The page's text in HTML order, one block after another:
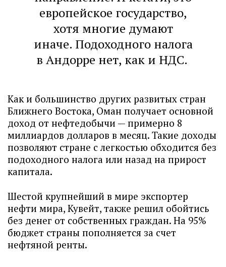
европейское государство,
хотя многие думают
иначе. Подоходного налога
в Андорре нет, как и НДС.
Как и большинство других развитых стран
Ближнего Востока, Оман получает основной
доход от нефтедобычи — примерно 8
миллиардов долларов в месяц. Такие доходы
позволяют стране с легкостью обходится без
подоходного налога или назад на прирост
капитала.
Шестой крупнейший в мире экспортер
нефти мира, Кувейт, также решил обойтись
без денег от собственных граждан. На 95%
бюджет страны пополняется за счет
нефтяной ренты.